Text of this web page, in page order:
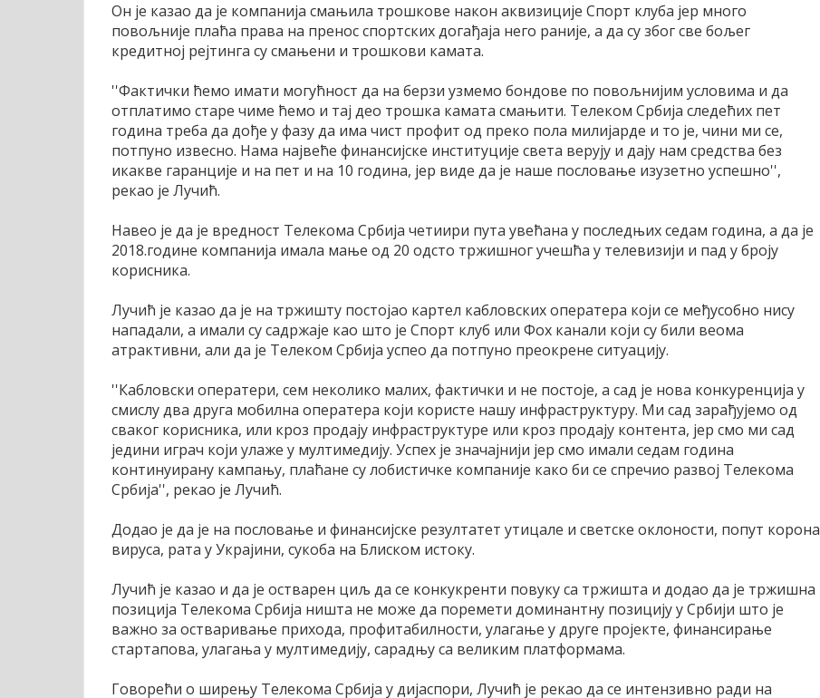
Он је казао да је компанија смањила трошкове након аквизиције Спорт клуба јер много
повољније плаћа права на пренос спортских догађаја него раније, а да су због све бољег
кредитној рејтинга су смањени и трошкови камата.
''Фактички ћемо имати могућност да на берзи узмемо бондове по повољнијим условима и да
отплатимо старе чиме ћемо и тај део трошка камата смањити. Телеком Србија следећих пет
година треба да дође у фазу да има чист профит од преко пола милијарде и то је, чини ми се,
потпуно извесно. Нама највеће финансијске институције света верују и дају нам средства без
икакве гаранције и на пет и на 10 година, јер виде да је наше пословање изузетно успешно'',
рекао је Лучић.
Навео је да је вредност Телекома Србија четиири пута увећана у последњих седам година, а да је
2018.године компанија имала мање од 20 одсто тржишног учешћа у телевизији и пад у броју
корисника.
Лучић је казао да је на тржишту постојао картел кабловских оператера који се међусобно нису
нападали, а имали су садржаје као што је Спорт клуб или Фоx канали који су били веома
атрактивни, али да је Телеком Србија успео да потпуно преокрене ситуацију.
''Кабловски оператери, сем неколико малих, фактички и не постоје, а сад је нова конкуренција у
смислу два друга мобилна оператера који користе нашу инфраструктуру. Ми сад зарађујемо од
сваког корисника, или кроз продају инфраструктуре или кроз продају контента, јер смо ми сад
једини играч који улаже у мултимедију. Успех је значајнији јер смо имали седам година
континуирану кампању, плаћане су лобистичке компаније како би се спречио развој Телекома
Србија'', рекао је Лучић.
Додао је да је на пословање и финансијске резултатет утицале и светске оклоности, попут корона
вируса, рата у Украјини, сукоба на Блиском истоку.
Лучић је казао и да је остварен циљ да се конкукренти повуку са тржишта и додао да је тржишна
позиција Телекома Србија ништа не може да поремети доминантну позицију у Србији што је
важно за остваривање прихода, профитабилности, улагање у друге пројекте, финансирање
стартапова, улагања у мултимедију, сарадњу са великим платформама.
Говорећи о ширењу Телекома Србија у дијаспори, Лучић је рекао да се интензивно ради на